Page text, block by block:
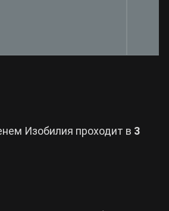
Изобилия проходит в 3